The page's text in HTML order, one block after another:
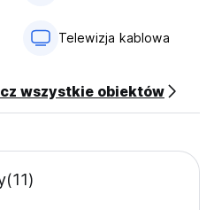
Telewizja kablowa
wszystkie obiektów
(11)